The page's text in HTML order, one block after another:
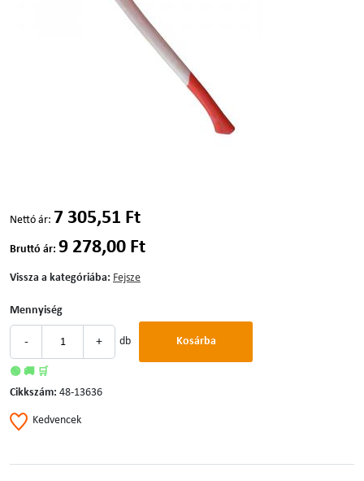
Nettó ár: 7 305,51 Ft
Bruttó ár: 9 278,00 Ft
Vissza a kategóriába: Fejsze
Mennyiség
- + db Kosárba
🟢 🚚 🛒
Cikkszám: 48-13636
Kedvencek